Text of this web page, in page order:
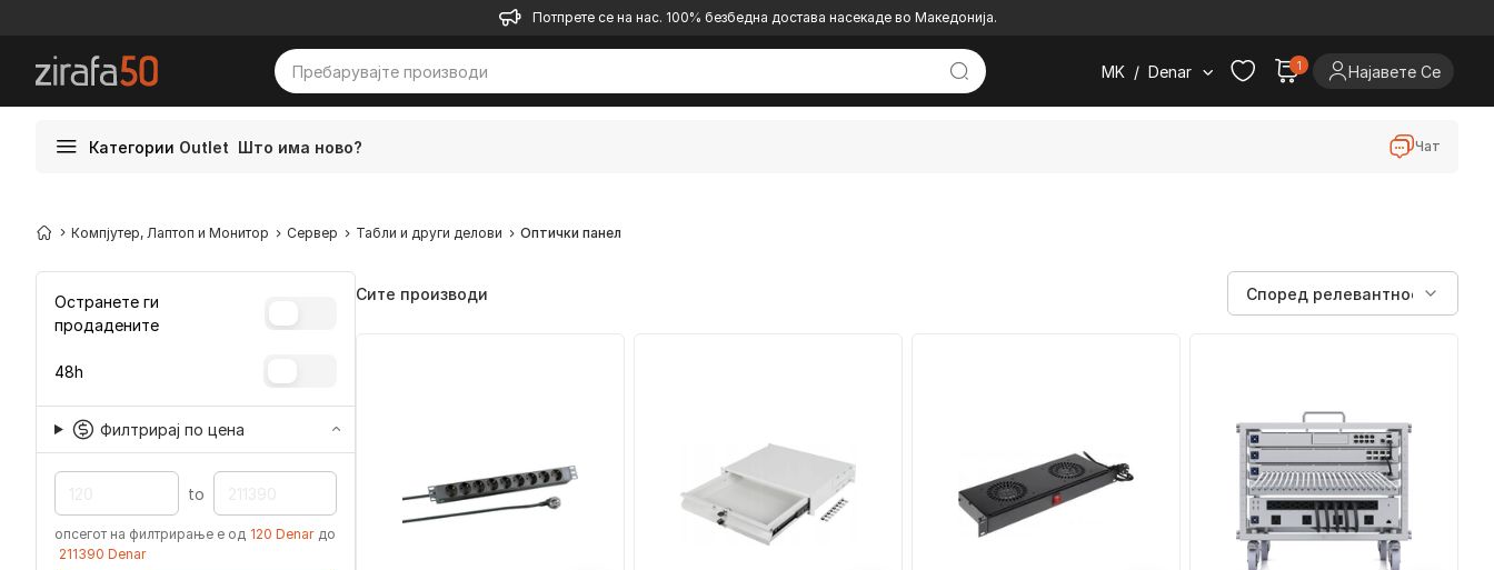
Потпрете се на нас. 100% безбедна достава насекаде во Македонија.
MK / Denar 1 Најавете Се
Категории Outlet Што има ново? Чат
Компјутер, Лаптоп и Монитор Сервер Табли и други делови Оптички панел
Остранете ги
продадените
48h
Филтрирај по цена
to
опсегот на филтрирање е од 120 Denar до
211390 Denar
Сите производи